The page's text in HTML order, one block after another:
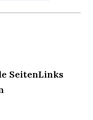
SeitenLinks